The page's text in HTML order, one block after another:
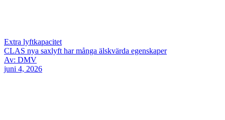
Extra lyftkapacitet
CLAS nya saxlyft har många älskvärda egenskaper
Av: DMV
juni 4, 2026